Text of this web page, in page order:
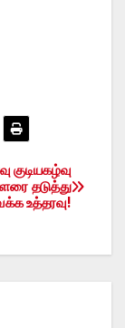
குடியகழ்வு
தடுத்து
உத்தரவு!